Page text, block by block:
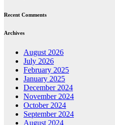
Recent Comments
Archives
August 2026
July 2026
February 2025
January 2025
December 2024
November 2024
October 2024
September 2024
August 2024